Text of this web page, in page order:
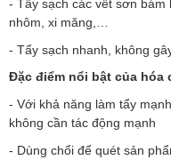
- Tẩy sạch các vết sơn bám
nhôm, xi măng,…
- Tẩy sạch nhanh, không
Đặc điểm nổi bật của hóa
- Với khả năng làm tẩy
không cần tác động mạnh
- Dùng chổi để quét sản